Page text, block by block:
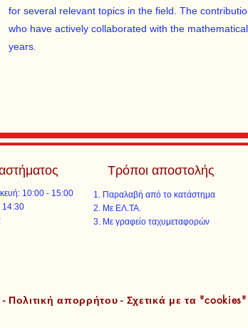
for several relevant topics in the field. The
who have actively collaborated with the
years.
10:00 - 15:00
14:30
Τρόποι αποστολής
Παραλαβή από το κατάστημα
Με ΕΛ.ΤΑ.​​
Με γραφείο ταχυμεταφορών​
Πολιτική απορρήτου - Σχετικά με τα "cookies"